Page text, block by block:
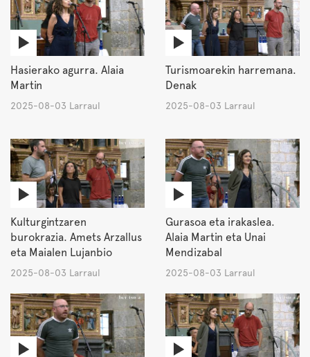
Hasierako agurra. Alaia
Martin
2025-08-03 Larraul
Turismoarekin harremana.
Denak
2025-08-03 Larraul
Kulturgintzaren
burokrazia. Amets Arzallus
eta Maialen Lujanbio
2025-08-03 Larraul
Gurasoa eta irakaslea.
Alaia Martin eta Unai
Mendizabal
2025-08-03 Larraul